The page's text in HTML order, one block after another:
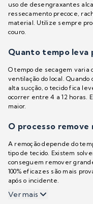
uso de desengraxantes
ressecamento precoce,
material. Utilize sempre
couro.
Quanto tempo leva
O tempo de secagem varia
ventilação do local.
alta sucção, o tecido fica
ocorrer entre 4 a 12 horas.
maior.
O processo remove
A remoção depende do
tipo de tecido. Existem
conseguem remover
100% eficazes são mais
após o incidente.
Ver mais